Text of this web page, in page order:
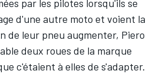
par les pilotes lorsqu'ils se
d'une autre moto et voient la
de leur pneu augmenter, Piero
deux roues de la marque
c'étaient à elles de s'adapter.